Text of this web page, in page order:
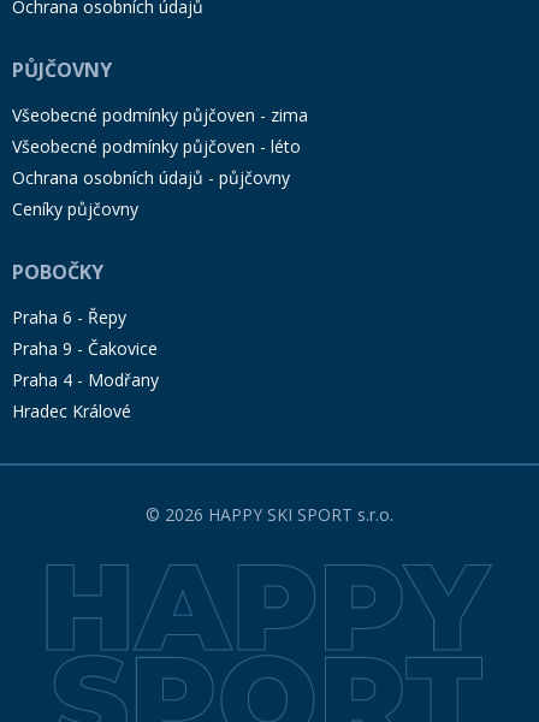
Ochrana osobních údajů
PŮJČOVNY
Všeobecné podmínky půjčoven - zima
Všeobecné podmínky půjčoven - léto
Ochrana osobních údajů - půjčovny
Ceníky půjčovny
POBOČKY
Praha 6 - Řepy
Praha 9 - Čakovice
Praha 4 - Modřany
Hradec Králové
© 2026 HAPPY SKI SPORT s.r.o.